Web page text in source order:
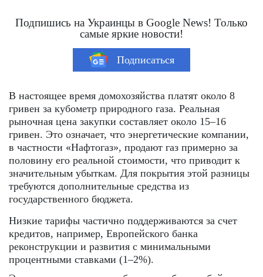
Подпишись на Украинцы в Google News! Только
самые яркие новости!
Подписаться
В настоящее время домохозяйства платят около 8
гривен за кубометр природного газа. Реальная
рыночная цена закупки составляет около 15–16
гривен. Это означает, что энергетические компании,
в частности «Нафтогаз», продают газ примерно за
половину его реальной стоимости, что приводит к
значительным убыткам. Для покрытия этой разницы
требуются дополнительные средства из
государственного бюджета.
Низкие тарифы частично поддерживаются за счет
кредитов, например, Европейского банка
реконструкции и развития с минимальными
процентными ставками (1–2%).